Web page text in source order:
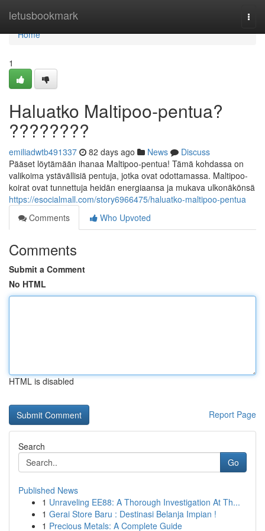
letusbookmark
Home
Home
1
Haluatko Maltipoo-pentua?
????????
emiliadwtb491337 82 days ago News
Discuss
Pääset löytämään ihanaa Maltipoo-pentua! Tämä kohdassa on
valikoima ystävällisiä pentuja, jotka ovat odottamassa. Maltipoo-
koirat ovat tunnettuja heidän energiaansa ja mukava ulkonäkönsä
https://esocialmall.com/story6966475/haluatko-maltipoo-pentua
Comments
Who Upvoted
Comments
Submit a Comment
No HTML
HTML is disabled
Report Page
Search
Go
Published News
1 Unraveling EE88: A Thorough Investigation At Th...
1 Gerai Store Baru : Destinasi Belanja Impian !
1 Precious Metals: A Complete Guide